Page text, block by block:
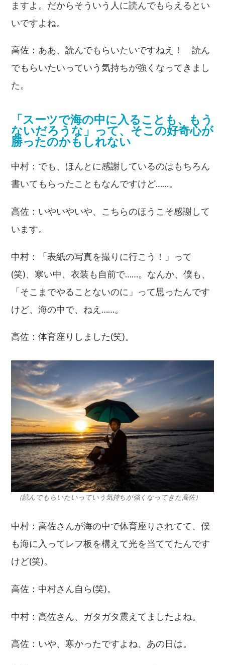
ますよ。だからそういう人に読んでもらえるとい
いですよね。
高佐：ああ、読んでもらいたいですねえ！ 読ん
でもらいたいっていう気持ちが強くなってきまし
た。
「スーツで海の中に入ることも、もう
ないだろうな」って、そこの好奇心が
勝ったのかもしれない
中村：でも、ほんとに感謝しているのはもちろん
書いてもらったこともなんですけど……。
高佐：いやいやいや、こちらのほうこそ感謝して
います。
中村：「表紙の写真を撮りに行こう！」って
(笑)、寒い中、衣装も自前で……。なんか、僕も、
「そこまでやることないのに」って思ったんです
けど、海の中で、ねえ……。
高佐：体育座りしました(笑)。
（読んでもらいたいっていう気持ちが強くなってきた高佐）
中村：高佐さんが海の中で体育座りされてて、僕
も海に入ってレフ板を構えて光を当ててたんです
けど(笑)。
高佐：中村さん自ら(笑)。
中村：高佐さん、ガタガタ震えてましたよね。
高佐：いや、寒かったですよね、あの日は。